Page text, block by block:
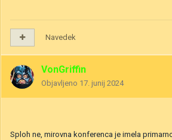
Navedek
VonGriffin
Objavljeno 17. junij 2024
Sploh ne, mirovna konferenca je imela